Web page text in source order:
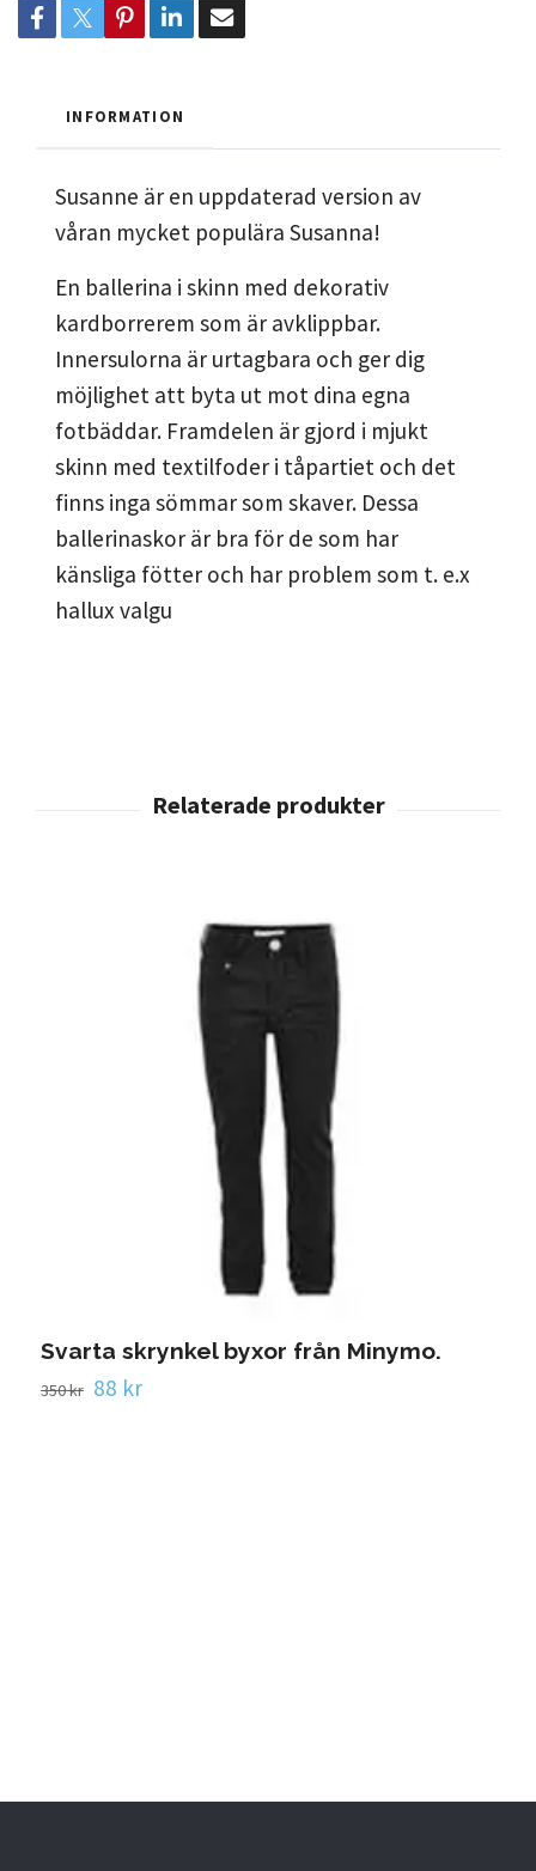
INFORMATION
Susanne är en uppdaterad version av
våran mycket populära Susanna!
En ballerina i skinn med dekorativ
kardborrerem som är avklippbar.
Innersulorna är urtagbara och ger dig
möjlighet att byta ut mot dina egna
fotbäddar. Framdelen är gjord i mjukt
skinn med textilfoder i tåpartiet och det
finns inga sömmar som skaver. Dessa
ballerinaskor är bra för de som har
känsliga fötter och har problem som t. e.x
hallux valgu
Svarta skrynkel byxor från Minymo.
350 kr 88 kr